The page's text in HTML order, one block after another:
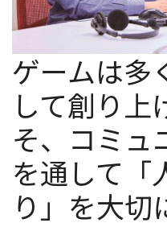
ゲームは多
して創り上
そ、コミュ
を通して「
り」を大切